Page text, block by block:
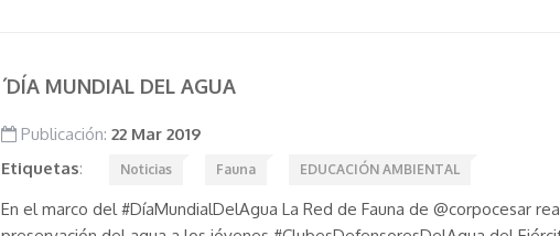
´DÍA MUNDIAL DEL AGUA
Publicación: 22 Mar 2019
Etiquetas: Noticias Fauna EDUCACIÓN AMBIENTAL
En el marco del #DíaMundialDelAgua La Red de Fauna de @corpocesar